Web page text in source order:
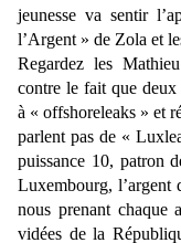
jeunesse va sentir
l’Argent » de Zola et
Regardez les
contre le fait que
à « offshoreleaks » et
parlent pas de «
puissance 10, patron
Luxembourg, l’argent
nous prenant chaque
vidées de la